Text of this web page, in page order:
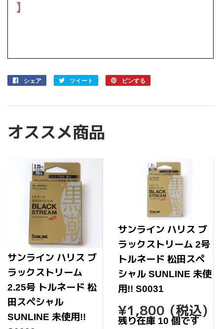
】
シェア
Facebook
す
ツイート
Twitter
す
る
ピンする
オススメ商品
サンライン ハリス ブ
ラックストリーム
2.25号 トルネード 松
田スペシャル
SUNLINE 未使用!!
サンライン ハリス ブ
ラックストリーム 2号
トルネード 松田スペ
シャル SUNLINE 未使
用!! S0031
通
常
¥1,800 (税込)
残り在庫 10 個です